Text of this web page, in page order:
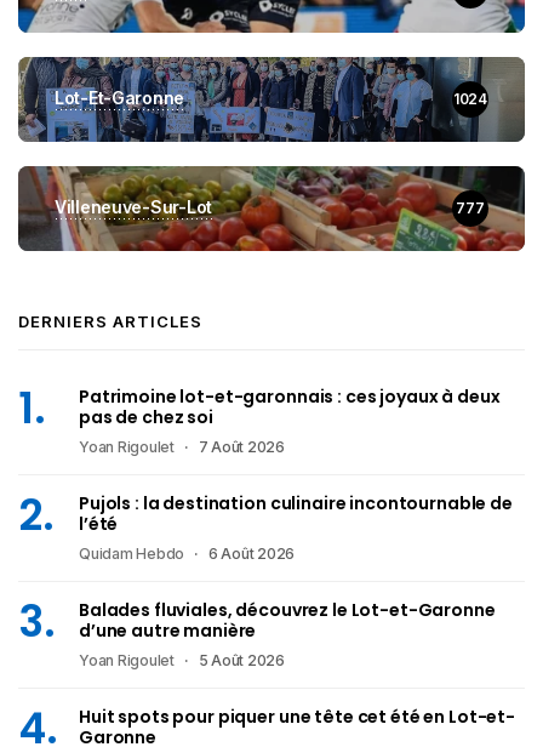
Lot-Et-Garonne 1024
Villeneuve-Sur-Lot 777
DERNIERS ARTICLES
Patrimoine lot-et-garonnais : ces joyaux à deux
pas de chez soi
Yoan Rigoulet 7 Août 2026
Pujols : la destination culinaire incontournable de
l’été
Quidam Hebdo 6 Août 2026
Balades fluviales, découvrez le Lot-et-Garonne
d’une autre manière
Yoan Rigoulet 5 Août 2026
Huit spots pour piquer une tête cet été en Lot-et-
Garonne